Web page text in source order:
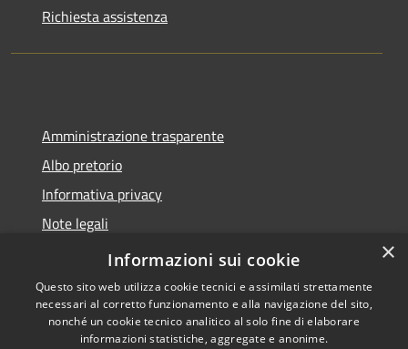
Richiesta assistenza
Amministrazione trasparente
Albo pretorio
Informativa privacy
Note legali
Dichiarazione di accessibilità
Copyright © 2026 • Comune di
×
Informazioni sui cookie
Questo sito web utilizza cookie tecnici e assimilati strettamente
necessari al corretto funzionamento e alla navigazione del sito,
nonché un cookie tecnico analitico al solo fine di elaborare
informazioni statistiche, aggregate e anonime.